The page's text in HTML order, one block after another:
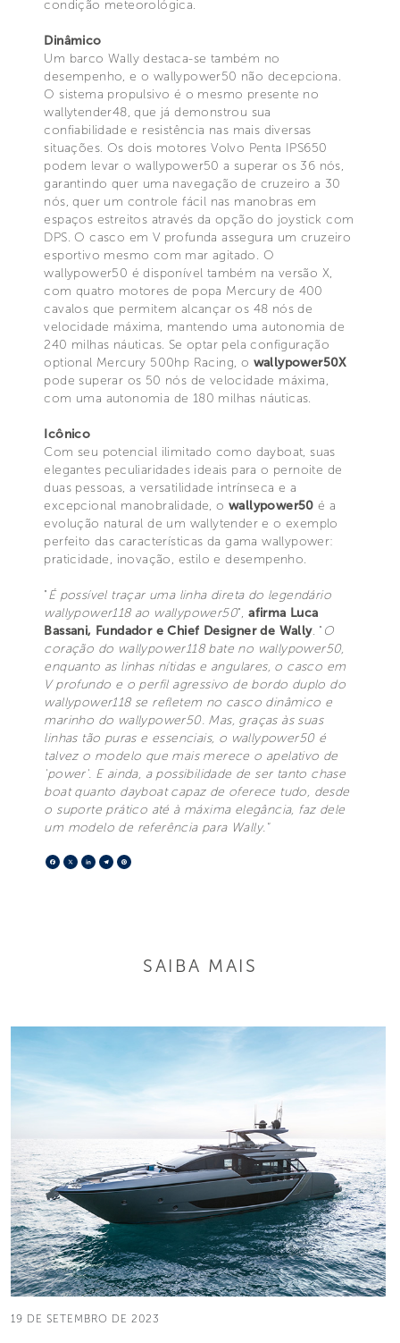
condição meteorológica.
Dinâmico
Um barco Wally destaca-se também no
desempenho, e o wallypower50 não decepciona.
O sistema propulsivo é o mesmo presente no
wallytender48, que já demonstrou sua
confiabilidade e resistência nas mais diversas
situações. Os dois motores Volvo Penta IPS650
podem levar o wallypower50 a superar os 36 nós,
garantindo quer uma navegação de cruzeiro a 30
nós, quer um controle fácil nas manobras em
espaços estreitos através da opção do joystick com
DPS. O casco em V profunda assegura um cruzeiro
esportivo mesmo com mar agitado. O
wallypower50 é disponível também na versão X,
com quatro motores de popa Mercury de 400
cavalos que permitem alcançar os 48 nós de
velocidade máxima, mantendo uma autonomia de
240 milhas náuticas. Se optar pela configuração
optional Mercury 500hp Racing, o wallypower50X
pode superar os 50 nós de velocidade máxima,
com uma autonomia de 180 milhas náuticas.
Icônico
Com seu potencial ilimitado como dayboat, suas
elegantes peculiaridades ideais para o pernoite de
duas pessoas, a versatilidade intrínseca e a
excepcional manobralidade, o wallypower50 é a
evolução natural de um wallytender e o exemplo
perfeito das características da gama wallypower:
praticidade, inovação, estilo e desempenho.
"É possível traçar uma linha direta do legendário
wallypower118 ao wallypower50",afirma Luca
Bassani, Fundador e Chief Designer de Wally. " O
coração do wallypower118 bate no wallypower50,
enquanto as linhas nítidas e angulares, o casco em
V profundo e o perfil agressivo de bordo duplo do
wallypower118 se refletem no casco dinâmico e
marinho do wallypower50. Mas, graças às suas
linhas tão puras e essenciais, o wallypower50 é
talvez o modelo que mais merece o apelativo de
'power'. E ainda, a possibilidade de ser tanto chase
boat quanto dayboat capaz de oferece tudo, desde
o suporte prático até à máxima elegância, faz dele
um modelo de referência para Wally."
Facebook
X LinkedIn
Telegram
SAIBA MAIS
19 DE SETEMBRO DE 2023